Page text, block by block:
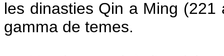
les dinasties Qin a Ming
gamma de temes.